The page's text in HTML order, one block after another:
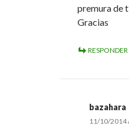
premura de
Gracias
RESPONDER
bazahara
11/10/2014